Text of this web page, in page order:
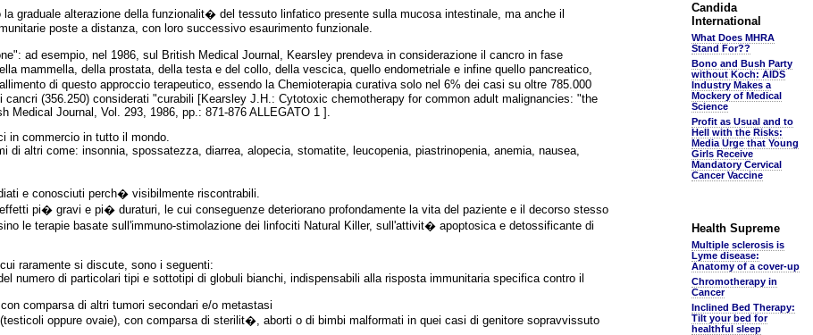
graduale alterazione della funzionalit� del tessuto linfatico presente sulla mucosa intestinale, ma anche il
poste a distanza, con loro successivo esaurimento funzionale.
ad esempio, nel 1986, sul British Medical Journal, Kearsley prendeva in considerazione il cancro in fase
mammella, della prostata, della testa e del collo, della vescica, quello endometriale e infine quello pancreatico,
di questo approccio terapeutico, essendo la Chemioterapia curativa solo nel 6% dei casi su oltre 785.000
(356.250) considerati "curabili [Kearsley J.H.: Cytotoxic chemotherapy for common adult malignancies: "the
Medical Journal, Vol. 293, 1986, pp.: 871-876 ALLEGATO 1 ].
in commercio in tutto il mondo.
di altri come: insonnia, spossatezza, diarrea, alopecia, stomatite, leucopenia, piastrinopenia, anemia, nausea,
e conosciuti perch� visibilmente riscontrabili.
pi� gravi e pi� duraturi, le cui conseguenze deteriorano profondamente la vita del paziente e il decorso stesso
le terapie basate sull'immuno-stimolazione dei linfociti Natural Killer, sull'attivit� apoptosica e detossificante di
raramente si discute, sono i seguenti:
numero di particolari tipi e sottotipi di globuli bianchi, indispensabili alla risposta immunitaria specifica contro il
comparsa di altri tumori secondari e/o metastasi
oppure ovaie), con comparsa di sterilit�, aborti o di bimbi malformati in quei casi di genitore sopravvissuto
Candida
International
What Does MHRA
Stand For??
Bono and Bush Party
without Koch: AIDS
Industry Makes a
Mockery of Medical
Science
Profit as Usual and to
Hell with the Risks:
Media Urge that Young
Girls Receive
Mandatory Cervical
Cancer Vaccine
Health Supreme
Multiple sclerosis is
Lyme disease:
Anatomy of a cover-up
Chromotherapy in
Cancer
Inclined Bed Therapy:
Tilt your bed for
healthful sleep